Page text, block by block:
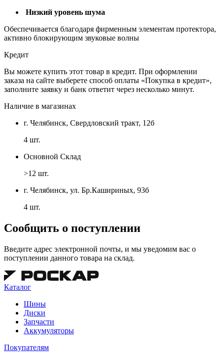
Низкий уровень шума
Обеспечивается благодаря фирменным элементам протектора,
активно блокирующим звуковые волны
Кредит
Вы можете купить этот товар в кредит. При оформлении
заказа на сайте выберете способ оплаты «Покупка в кредит»,
заполните заявку и банк ответит через несколько минут.
Наличие в магазинах
г. Челябинск, Свердловский тракт, 12б
4 шт.
Основной Склад
>12 шт.
г. Челябинск, ул. Бр.Кашириных, 93б
4 шт.
Сообщить о поступлении
Введите адрес электронной почты, и мы уведомим вас о
поступлении данного товара на склад.
Каталог
Шины
Диски
Запчасти
Аккумуляторы
Покупателям